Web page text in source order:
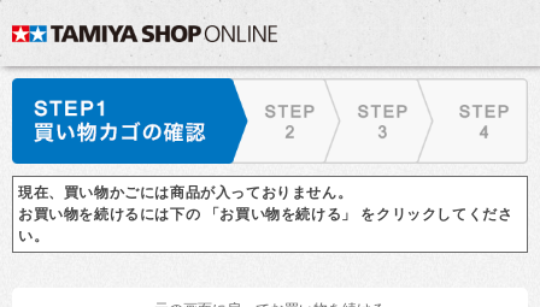
現在、買い物かごには商品が入っておりません。
お買い物を続けるには下の 「お買い物を続ける」 をクリックしてくださ
い。